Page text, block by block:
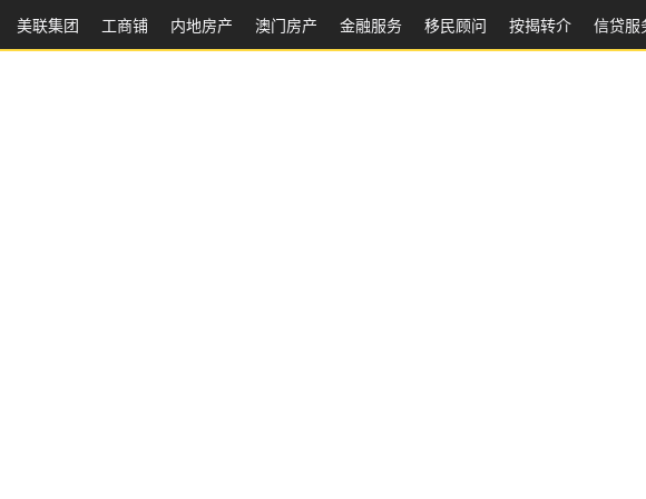
美联集团 工商铺 内地房产 澳⻔房产 金融服务 移民顾问 按揭转介 信贷服